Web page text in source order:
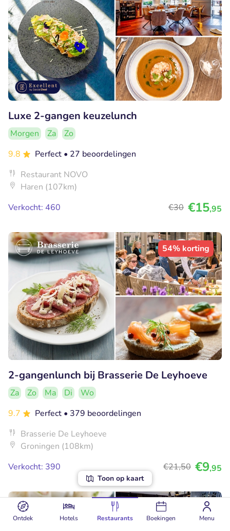
Ontdek Hotels Restaurants Boekingen Menu
Toon op kaart
Luxe 2-gangen keuzelunch
Morgen Za
Zo
9.8
Perfect • 27 beoordelingen
Restaurant NOVO
Haren (107km)
Verkocht: 460
€30 €15,95
54% korting
2-gangenlunch bij Brasserie De Leyhoeve
Za Zo Ma Di
Wo
9.7
Perfect • 379 beoordelingen
Brasserie De Leyhoeve
Groningen (108km)
Verkocht: 390
€21,50 €9,95
40% korting